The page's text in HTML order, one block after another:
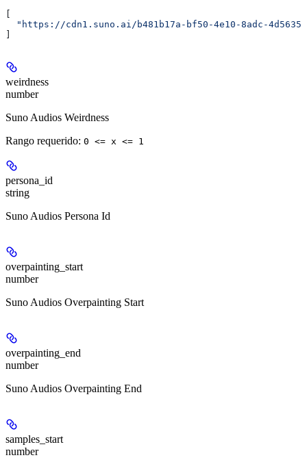
"https://cdn1.suno.ai/b481b17a-bf50-4e10-8adc-
weirdness
number
Suno Audios Weirdness
Rango requerido: 0 <= x <= 1
persona_id
string
Suno Audios Persona Id
overpainting_start
number
Suno Audios Overpainting Start
overpainting_end
number
Suno Audios Overpainting End
samples_start
number